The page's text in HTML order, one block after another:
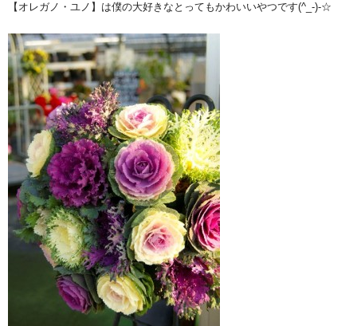
【オレガノ・ユノ】は僕の大好きなとってもかわいいやつです(^_-)-☆